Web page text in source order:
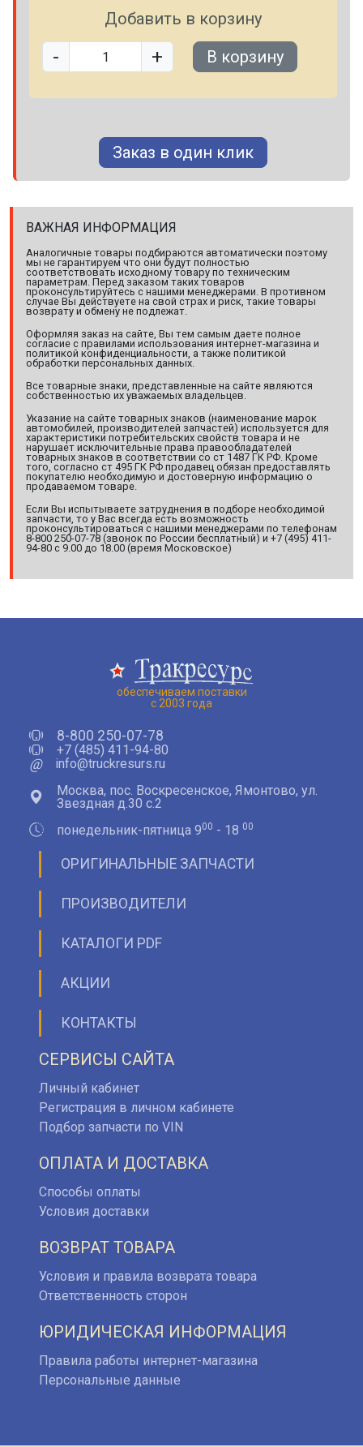
Добавить в корзину
- + В корзину
Заказ в один клик
ВАЖНАЯ ИНФОРМАЦИЯ
Аналогичные товары подбираются автоматически поэтому
мы не гарантируем что они будут полностью
соответствовать исходному товару по техническим
параметрам. Перед заказом таких товаров
проконсультируйтесь с нашими менеджерами. В противном
случае Вы действуете на свой страх и риск, такие товары
возврату и обмену не подлежат.
Оформляя заказ на сайте, Вы тем самым даете полное
согласие с правилами использования интернет-магазина и
политикой конфиденциальности, а также политикой
обработки персональных данных.
Все товарные знаки, представленные на сайте являются
собственностью их уважаемых владельцев.
Указание на сайте товарных знаков (наименование марок
автомобилей, производителей запчастей) используется для
характеристики потребительских свойств товара и не
нарушает исключительные права правообладателей
товарных знаков в соответствии со ст 1487 ГК РФ. Кроме
того, согласно ст 495 ГК РФ продавец обязан предоставлять
покупателю необходимую и достоверную информацию о
продаваемом товаре.
Если Вы испытываете затруднения в подборе необходимой
запчасти, то у Вас всегда есть возможность
проконсультироваться с нашими менеджерами по телефонам
8-800 250-07-78 (звонок по России бесплатный) и +7 (495) 411-
94-80 с 9.00 до 18.00 (время Московское)
обеспечиваем поставки
с 2003 года
8-800 250-07-78
+7 (485) 411-94-80
@
info@truckresurs.ru
Москва, пос. Воскресенское, Ямонтово, ул.
Звездная д.30 с.2
понедельник-пятница 900 - 18 00
ОРИГИНАЛЬНЫЕ ЗАПЧАСТИ
ПРОИЗВОДИТЕЛИ
КАТАЛОГИ PDF
АКЦИИ
КОНТАКТЫ
СЕРВИСЫ САЙТА
Личный кабинет
Регистрация в личном кабинете
Подбор запчасти по VIN
ОПЛАТА И ДОСТАВКА
Способы оплаты
Условия доставки
ВОЗВРАТ ТОВАРА
Условия и правила возврата товара
Ответственность сторон
ЮРИДИЧЕСКАЯ ИНФОРМАЦИЯ
Правила работы интернет-магазина
Персональные данные